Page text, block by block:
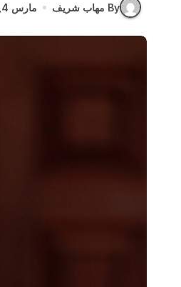
By مهاب شريف مارس 4, 2024